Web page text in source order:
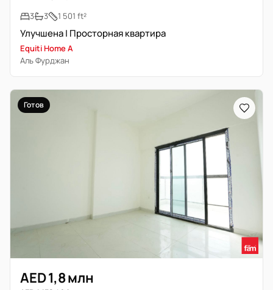
3
3 1 501 ft²
Улучшена | Просторная квартира
Equiti Home A
Аль Фурджан
Готов
AED 1,8 млн